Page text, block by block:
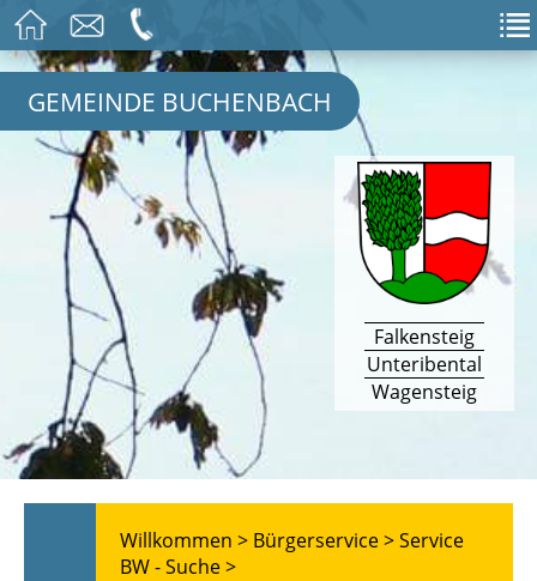
GEMEINDE BUCHENBACH
Falkensteig
Unteribental
Wagensteig
Willkommen > Bürgerservice >Service
BW - Suche >